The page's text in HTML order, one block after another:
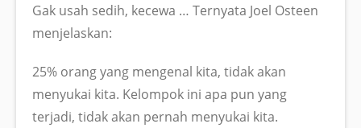
Gak usah sedih, kecewa … Ternyata Joel Osteen
menjelaskan:
25% orang yang mengenal kita, tidak akan
menyukai kita. Kelompok ini apa pun yang
terjadi, tidak akan pernah menyukai kita.